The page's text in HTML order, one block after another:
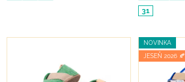
31
NOVINKA
JESEŇ 2026 🍂